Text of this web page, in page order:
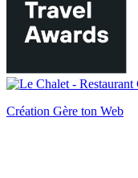
Création Gère ton Web